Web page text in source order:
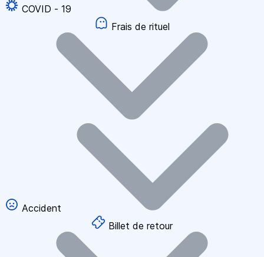
COVID - 19
Frais de rituel
Accident
Billet de retour